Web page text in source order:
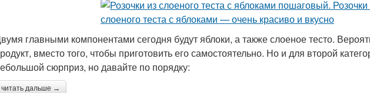
главными компонентами сегодня будут яблоки, а также слоеное тесто.
вместо того, чтобы приготовить его самостоятельно. Но и для второй
сюрприз, но давайте по порядку:
читать дальше →